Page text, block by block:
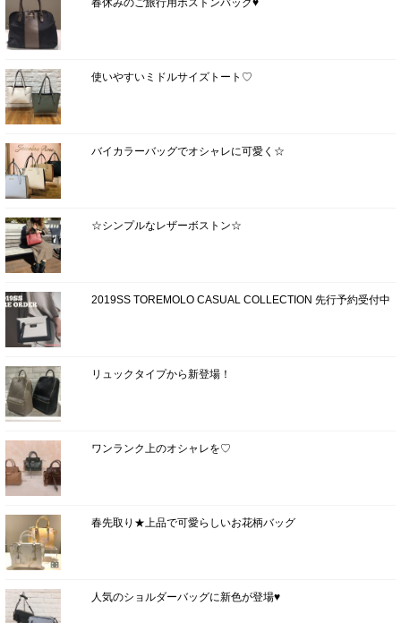
使いやすいミドルサイズトート♡
バイカラーバッグでオシャレに可愛く☆
☆シンプルなレザーボストン☆
2019SS TOREMOLO CASUAL COLLECTION 先行予約受付中
リュックタイプから新登場！
ワンランク上のオシャレを♡
春先取り★上品で可愛らしいお花柄バッグ
人気のショルダーバッグに新色が登場♥